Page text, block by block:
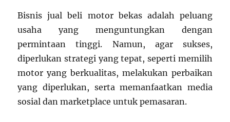
Bisnis jual beli motor bekas adalah peluang
usaha yang menguntungkan dengan
permintaan tinggi. Namun, agar sukses,
diperlukan strategi yang tepat, seperti memilih
motor yang berkualitas, melakukan perbaikan
yang diperlukan, serta memanfaatkan media
sosial dan marketplace untuk pemasaran.